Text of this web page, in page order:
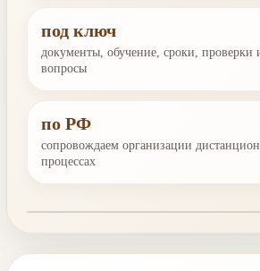
под ключ
документы, обучение, сроки, проверки
вопросы
по РФ
сопровождаем организации
процессах